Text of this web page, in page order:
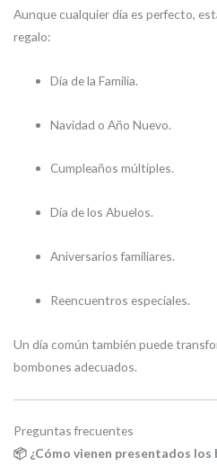
Aunque cualquier día es perfecto,
regalo:
Día de la Familia.
Navidad o Año Nuevo.
Cumpleaños múltiples.
Día de los Abuelos.
Aniversarios familiares.
Reencuentros especiales.
Un día común también puede
bombones adecuados.
Preguntas frecuentes
📦 ¿Cómo vienen presentados los